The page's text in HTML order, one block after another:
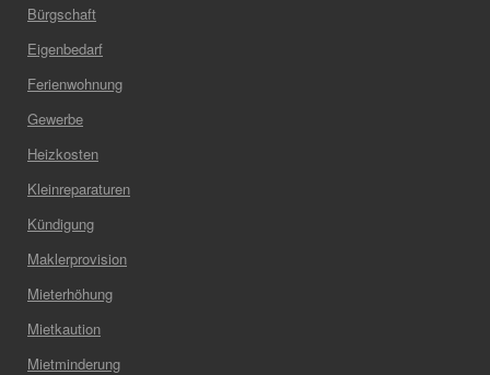
Bürgschaft
Eigenbedarf
Ferienwohnung
Gewerbe
Heizkosten
Kleinreparaturen
Kündigung
Maklerprovision
Mieterhöhung
Mietkaution
Mietminderung